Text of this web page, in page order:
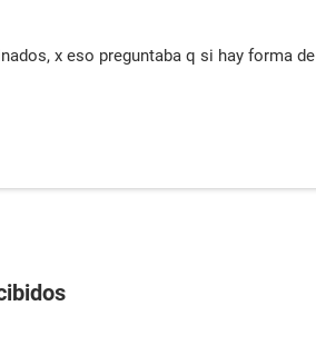
x eso preguntaba q si hay forma de